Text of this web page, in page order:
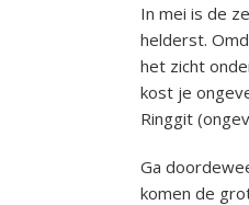
In mei is de
helderst.
het zicht
kost je
Ringgit
Ga
komen de